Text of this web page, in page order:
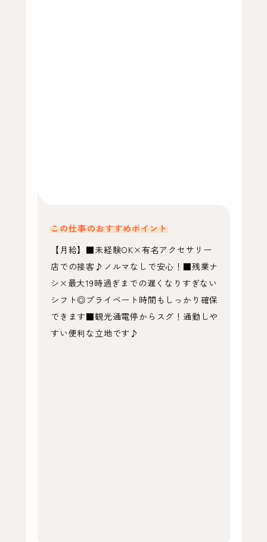
この仕事のおすすめポイント
【月給】■未経験OK×有名アクセサリー
店での接客♪ノルマなしで安心！■残業ナ
シ×最大19時過ぎまでの遅くなりすぎない
シフト◎プライベート時間もしっかり確保
できます■観光通電停からスグ！通勤しや
すい便利な立地です♪